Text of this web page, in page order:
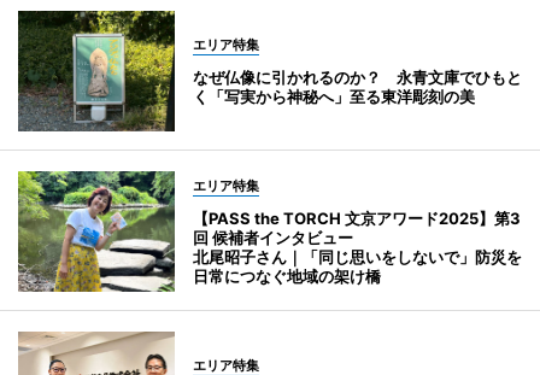
エリア特集
なぜ仏像に引かれるのか？ 永青文庫でひもと
く「写実から神秘へ」至る東洋彫刻の美
エリア特集
【PASS the TORCH 文京アワード2025】第3
回 候補者インタビュー
北尾昭子さん｜「同じ思いをしないで」防災を
日常につなぐ地域の架け橋
エリア特集